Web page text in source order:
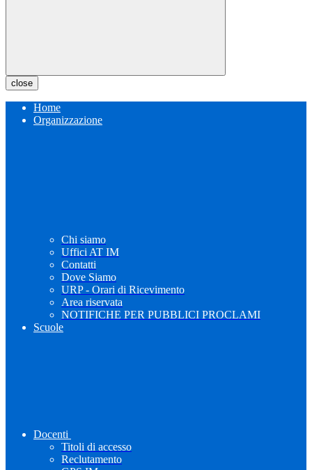
close
Home
Organizzazione
Chi siamo
Uffici AT IM
Contatti
Dove Siamo
URP - Orari di Ricevimento
Area riservata
NOTIFICHE PER PUBBLICI PROCLAMI
Scuole
Docenti
Titoli di accesso
Reclutamento